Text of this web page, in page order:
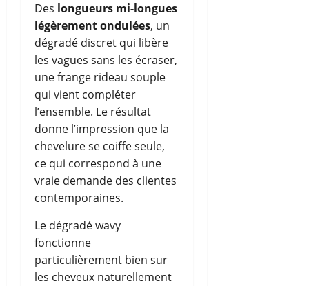
Des longueurs mi-longues
légèrement ondulées, un
dégradé discret qui libère
les vagues sans les écraser,
une frange rideau souple
qui vient compléter
l’ensemble. Le résultat
donne l’impression que la
chevelure se coiffe seule,
ce qui correspond à une
vraie demande des clientes
contemporaines.
Le dégradé wavy
fonctionne
particulièrement bien sur
les cheveux naturellement